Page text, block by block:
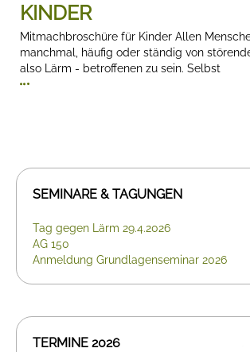
KINDER
Mitmachbroschüre für Kinder Allen
manchmal, häufig oder ständig von
also Lärm - betroffenen zu sein. Selbst
SEMINARE & TAGUNGEN
Tag gegen Lärm 29.4.2026
AG 150
Anmeldung Grundlagenseminar 2026
TERMINE 2026